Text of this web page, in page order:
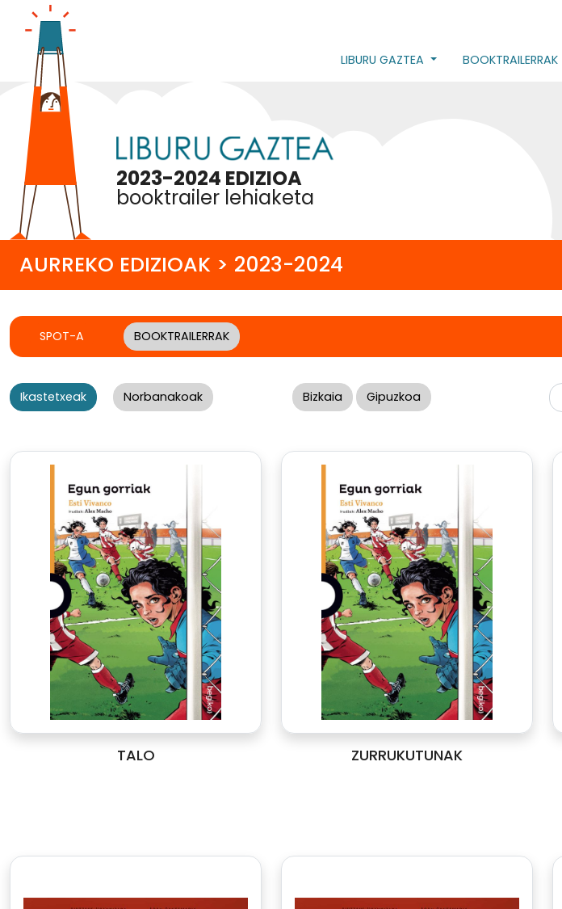
LIBURU GAZTEA BOOKTRAILERRAK
2023-2024 EDIZIOA
booktrailer lehiaketa
AURREKO EDIZIOAK > 2023-2024
SPOT-A BOOKTRAILERRAK
Ikastetxeak Norbanakoak Bizkaia Gipuzkoa
TALO ZURRUKUTUNAK